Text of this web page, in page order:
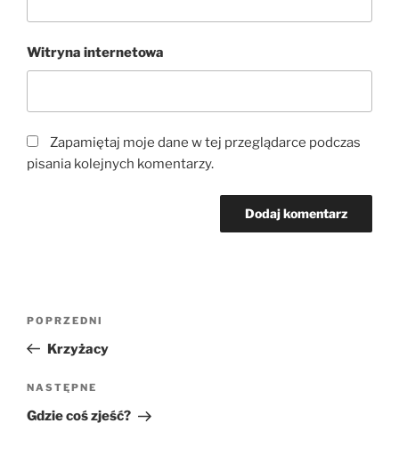
Witryna internetowa
Zapamiętaj moje dane w tej przeglądarce podczas
pisania kolejnych komentarzy.
Poprzedni
wpis
POPRZEDNI
Krzyżacy
Następny
wpis
NASTĘPNE
Gdzie coś zjeść?